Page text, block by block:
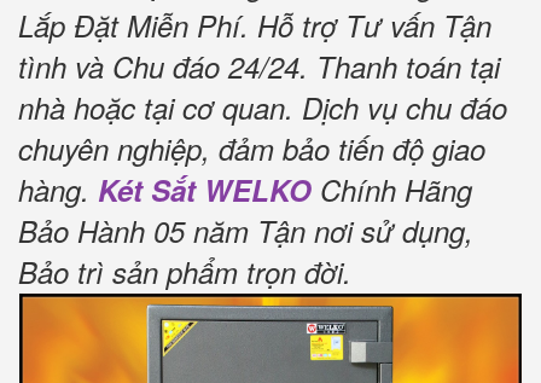
Lắp Đặt Miễn Phí. Hỗ trợ Tư vấn Tận
tình và Chu đáo 24/24. Thanh toán tại
nhà hoặc tại cơ quan. Dịch vụ chu đáo
chuyên nghiệp, đảm bảo tiến độ giao
hàng. Két Sắt WELKO Chính Hãng
Bảo Hành 05 năm Tận nơi sử dụng,
Bảo trì sản phẩm trọn đời.